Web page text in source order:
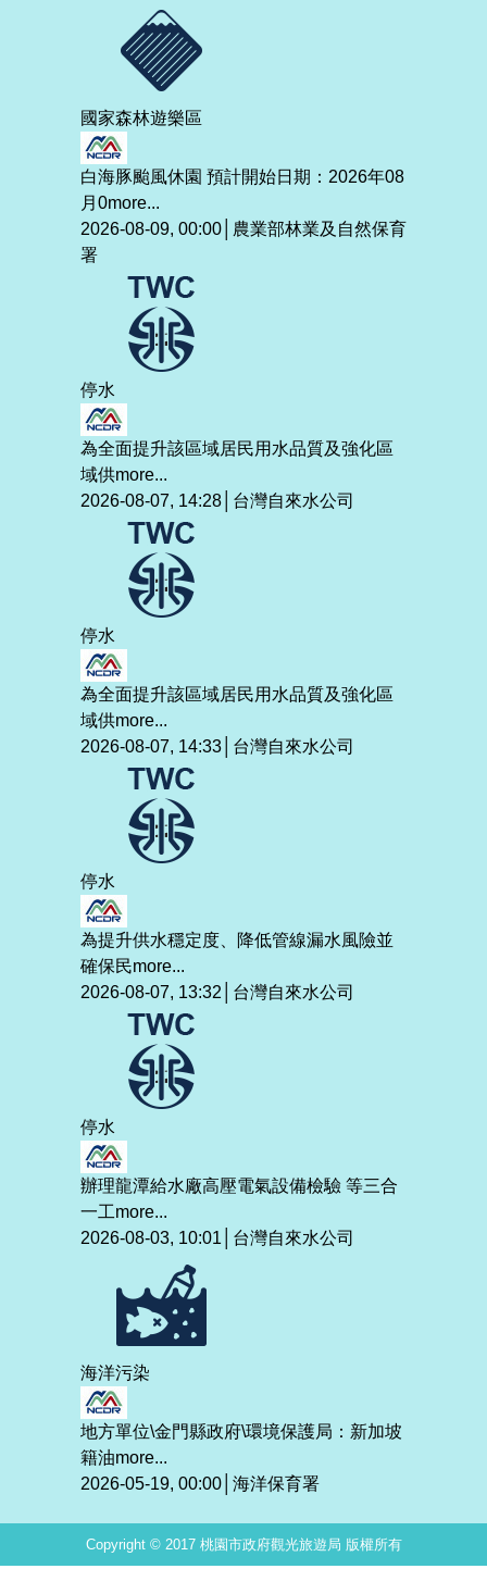
國家森林遊樂區
白海豚颱風休園 預計開始日期：2026年08
月0more...
2026-08-09, 00:00│農業部林業及自然保育
署
停水
為全面提升該區域居民用水品質及強化區
域供more...
2026-08-07, 14:28│台灣自來水公司
停水
為全面提升該區域居民用水品質及強化區
域供more...
2026-08-07, 14:33│台灣自來水公司
停水
為提升供水穩定度、降低管線漏水風險並
確保民more...
2026-08-07, 13:32│台灣自來水公司
停水
辦理龍潭給水廠高壓電氣設備檢驗 等三合
一工more...
2026-08-03, 10:01│台灣自來水公司
海洋污染
地方單位\金門縣政府\環境保護局：新加坡
籍油more...
2026-05-19, 00:00│海洋保育署
Copyright © 2017 桃園市政府觀光旅遊局 版權所有